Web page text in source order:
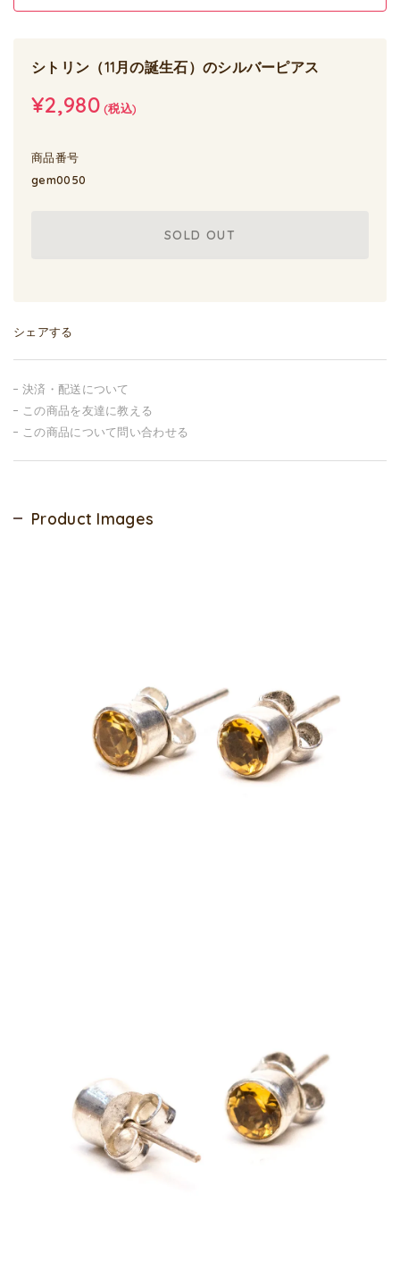
シトリン（11月の誕生石）のシルバーピアス
¥2,980(税込)
商品番号
gem0050
SOLD OUT
シェアする
決済・配送について
この商品を友達に教える
この商品について問い合わせる
Product Images